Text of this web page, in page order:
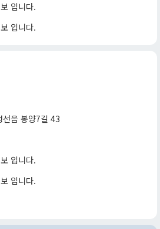
입니다.
입니다.
선읍 봉양7길 43
입니다.
입니다.